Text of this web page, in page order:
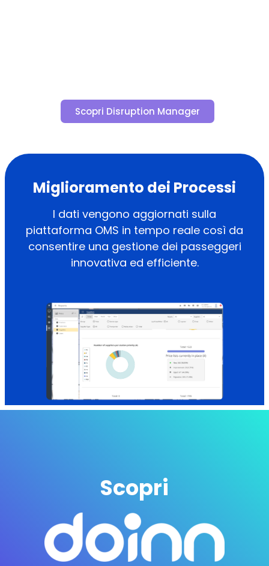
Scopri Disruption Manager
Miglioramento dei Processi
I dati vengono aggiornati sulla
piattaforma OMS in tempo reale così da
consentire una gestione dei passeggeri
innovativa ed efficiente.
Scopri